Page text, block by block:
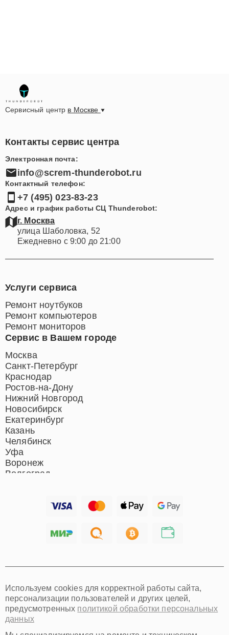
Сервисный центр в Москве
Контакты сервис центра
Электронная почта:
info@screm-thunderobot.ru
Контактный телефон:
+7 (495) 023-83-23
Адрес и график работы СЦ Thunderobot:
г. Москва
улица Шаболовка, 52
Ежедневно с 9:00 до 21:00
Сервис в Вашем городе
Москва
Санкт-Петербург
Краснодар
Ростов-на-Дону
Нижний Новгород
Новосибирск
Екатеринбург
Казань
Челябинск
Уфа
Воронеж
Волгоград
Хабаровск
Омск
Красноярск
Пермь
Ульяновск
Услуги сервиса
Ремонт ноутбуков
Ремонт компьютеров
Ремонт мониторов
Используем cookies для корректной работы сайта,
персонализации пользователей и других целей,
предусмотренных политикой обработки персональных
данных